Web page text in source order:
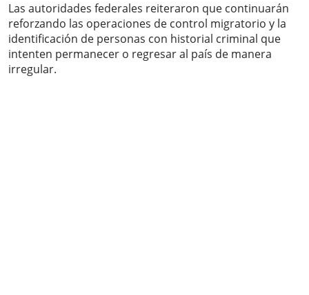
Las autoridades federales reiteraron que continuarán
reforzando las operaciones de control migratorio y la
identificación de personas con historial criminal que
intenten permanecer o regresar al país de manera
irregular.